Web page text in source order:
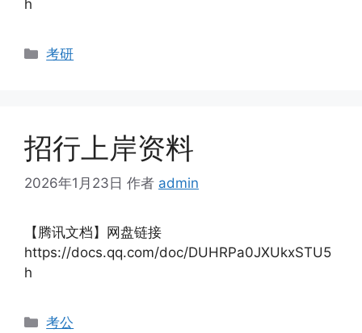
h
分
考研
招行上岸资料
2026年1月23日 作者 admin
【腾讯文档】网盘链接
https://docs.qq.com/doc/DUHRPa0JXUkxSTU5
h
分
考公